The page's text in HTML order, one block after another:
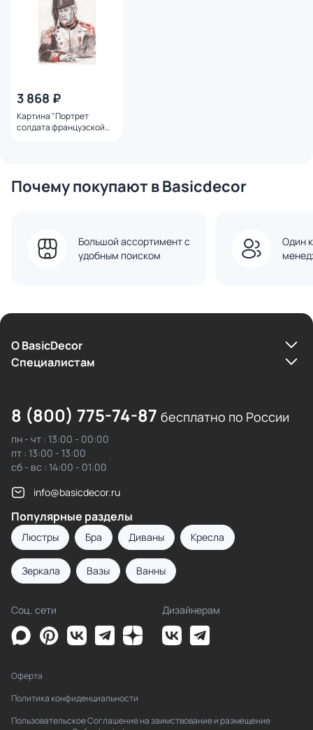
3 868 ₽
Картина "Портрет
солдата французской
Почему покупают в Basicdecor
Большой ассортимент с
удобным поиском
Один
О BasicDecor
Cпециалистам
8 (800) 775-74-87 бесплатно по России
пн - чт : 13:00 - 00:00
пт : 13:00 - 13:00
сб - вс : 14:00 - 01:00
info@basicdecor.ru
Популярные разделы
Люстры Бра Диваны Кресла
Зеркала Вазы Ванны
Соц. сети Дизайнерам
Оферта
Политика конфиденциальности
Пользовательское Соглашение на заимствование и размещение